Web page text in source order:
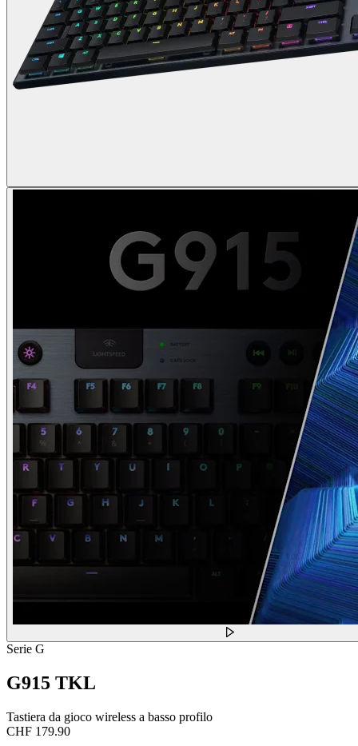
Serie G
G915 TKL
Tastiera da gioco wireless a basso profilo
CHF 179.90